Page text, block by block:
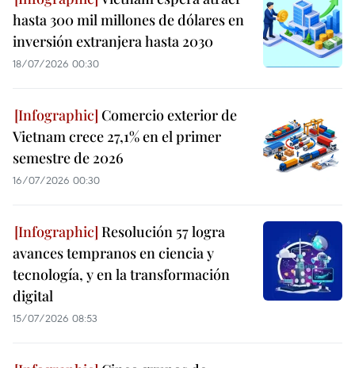
hasta 300 mil millones de dólares en
inversión extranjera hasta 2030
18/07/2026 00:30
Comercio exterior de
Vietnam crece 27,1% en el primer
semestre de 2026
16/07/2026 00:30
Resolución 57 logra
avances tempranos en ciencia y
tecnología, y en la transformación
digital
15/07/2026 08:53